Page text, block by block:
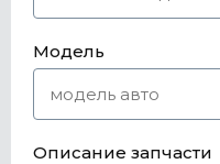
Модель
Описание запчасти